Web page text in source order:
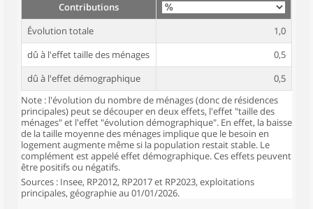
Contributions
Évolution totale
1,0
dû à l'effet taille des ménages
0,5
dû à l'effet démographique
0,5
Note : l'évolution du nombre de ménages (donc de résidences
principales) peut se découper en deux effets, l'effet "taille des
ménages" et l'effet "évolution démographique". En effet, la baisse
de la taille moyenne des ménages implique que le besoin en
logement augmente même si la population restait stable. Le
complément est appelé effet démographique. Ces effets peuvent
être positifs ou négatifs.
Sources : Insee, RP2012, RP2017 et RP2023, exploitations
principales, géographie au 01/01/2026.